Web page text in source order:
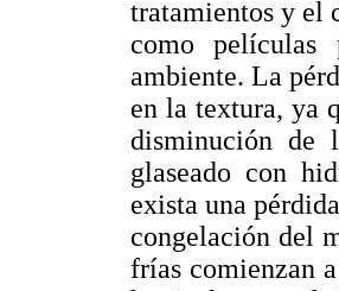
tratamientos y el
como películas
ambiente. La
en la textura, ya
disminución de
glaseado con
exista una
congelación del
frías comienzan